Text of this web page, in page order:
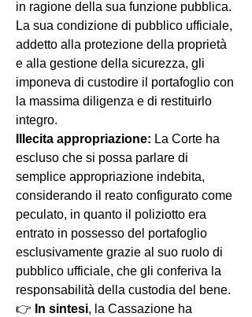
in ragione della sua funzione pubblica.
La sua condizione di pubblico ufficiale,
addetto alla protezione della proprietà
e alla gestione della sicurezza, gli
imponeva di custodire il portafoglio con
la massima diligenza e di restituirlo
integro.
Illecita appropriazione: La Corte ha
escluso che si possa parlare di
semplice appropriazione indebita,
considerando il reato configurato come
peculato, in quanto il poliziotto era
entrato in possesso del portafoglio
esclusivamente grazie al suo ruolo di
pubblico ufficiale, che gli conferiva la
responsabilità della custodia del bene.
👉 In sintesi, la Cassazione ha